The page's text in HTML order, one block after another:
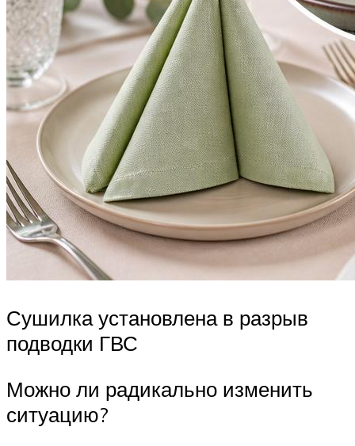
Сушилка установлена в разрыв
подводки ГВС
Можно ли радикально изменить
ситуацию?